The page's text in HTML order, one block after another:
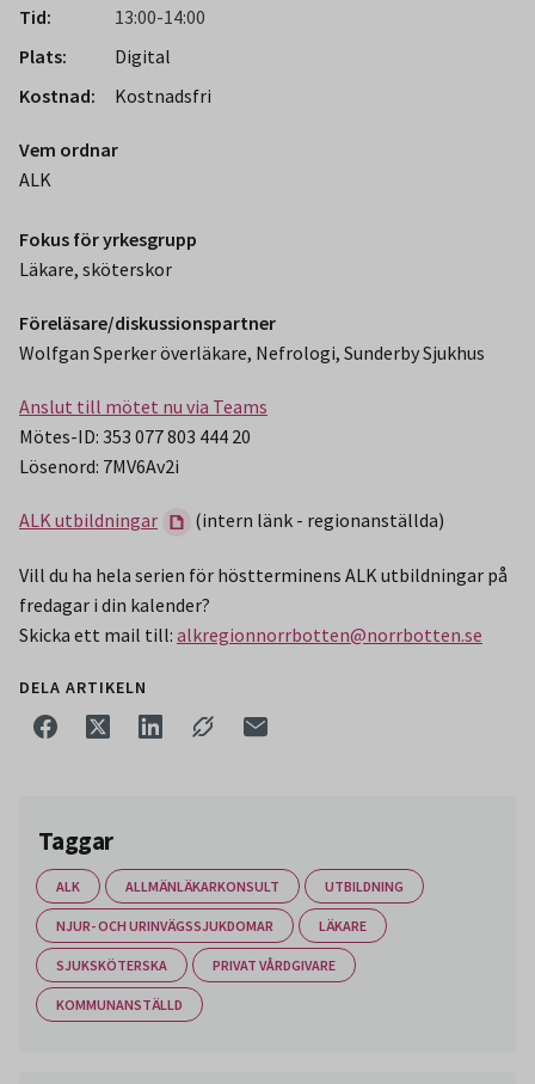
Tid:
13:00-14:00
Plats:
Digital
Kostnad:
Kostnadsfri
Vem ordnar
ALK
Fokus för yrkesgrupp
Läkare, sköterskor
Föreläsare/diskussionspartner
Wolfgan Sperker överläkare, Nefrologi, Sunderby Sjukhus
Anslut till mötet nu via Teams
Mötes-ID: 353 077 803 444 20
Lösenord: 7MV6Av2i
ALK utbildningar (intern länk - regionanställda)
Vill du ha hela serien för höstterminens ALK utbildningar på
fredagar i din kalender?
Skicka ett mail till: alkregionnorrbotten@norrbotten.se
DELA ARTIKELN
Taggar
ALK ALLMÄNLÄKARKONSULT UTBILDNING
NJUR- OCH URINVÄGSSJUKDOMAR LÄKARE
SJUKSKÖTERSKA PRIVAT VÅRDGIVARE
KOMMUNANSTÄLLD